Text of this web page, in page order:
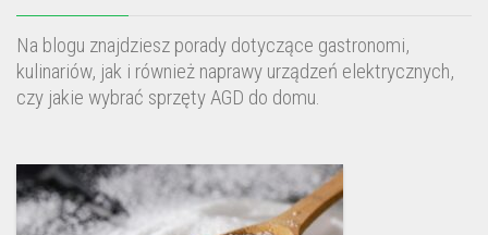
Na blogu znajdziesz porady dotyczące gastronomi,
kulinariów, jak i również naprawy urządzeń elektrycznych,
czy jakie wybrać sprzęty AGD do domu.